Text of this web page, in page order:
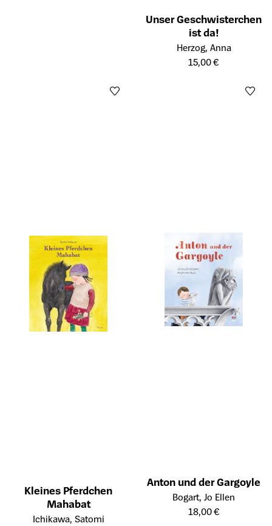
Unser Geschwisterchen
ist da!
Öffnet die Detailseite des
Herzog, Anna
15,00 €
Kleines Pferdchen
Mahabat
Öffnet die Detailseite des Produkts
Ichikawa, Satomi
Anton und der Gargoyle
Öffnet die Detailseite des
Bogart, Jo Ellen
18,00 €